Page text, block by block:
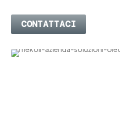
CONTATTACI